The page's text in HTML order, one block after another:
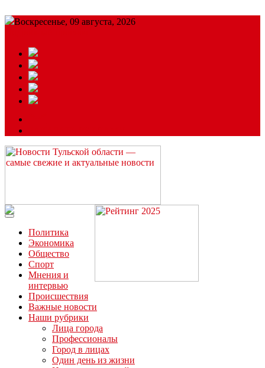
Воскресенье, 09 августа, 2026
Читайте последние новости дня в Тульской области на сайте
“ЗаНовомосковск”
Политика
Экономика
Общество
Спорт
Мнения и
интервью
Происшествия
Важные новости
Наши рубрики
Лица города
Профессионалы
Город в лицах
Один день из жизни